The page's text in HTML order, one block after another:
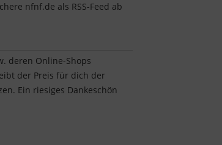
deren Online-Shops
der Preis für dich der
Ein riesiges Dankeschön